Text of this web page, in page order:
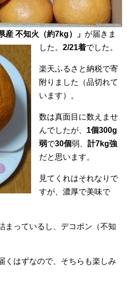
産 不知火（約7kg）」 が届きま
した。 2/21着でした。
楽天ふるさと納税で寄
附りました（品切れて
います）。
数は真面目に数えませ
んでしたが、 1個300g
弱で30個弱、 計7kg強
だと思います。
見てくれはそれなりで
すが、濃厚で美味で
まっているし、デコポン（不知
くはずなので、そちらも楽しみ